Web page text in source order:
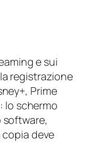
e sui
registrazione
Prime
lo schermo
software,
deve